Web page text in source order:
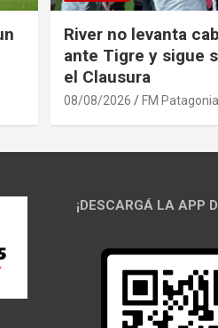
River no levanta
ante Tigre y sigue
el Clausura
08/08/2026 FM Patagonia
¡DESCARGÁ LA APP